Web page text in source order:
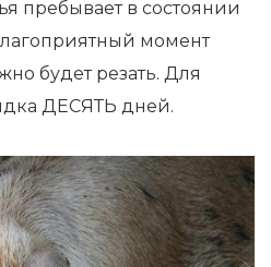
пребывает в состоянии
момент
будет резать. Для
ДЕСЯТЬ дней.